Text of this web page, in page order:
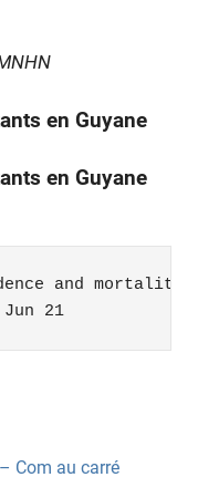
en Guyane
en Guyane
and
21
Com au carré